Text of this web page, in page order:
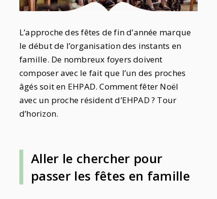
L’approche des fêtes de fin d’année marque
le début de l’organisation des instants en
famille. De nombreux foyers doivent
composer avec le fait que l’un des proches
âgés soit en EHPAD. Comment fêter Noël
avec un proche résident d’EHPAD ? Tour
d’horizon.
Aller le chercher pour
passer les fêtes en famille